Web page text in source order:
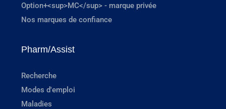
Option+<sup>MC</sup> - marque privée
Nos marques de confiance
Pharm/Assist
Recherche
Modes d'emploi
Maladies